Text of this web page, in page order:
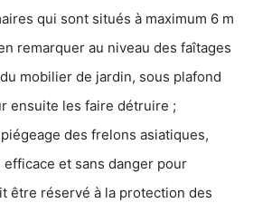
qui sont situés à maximum 6 m
remarquer au niveau des faîtages
mobilier de jardin, sous plafond
ensuite les faire détruire ;
des frelons asiatiques,
efficace et sans danger pour
être réservé à la protection des